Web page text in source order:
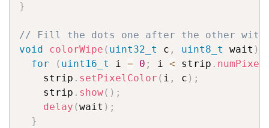
}
// Fill the dots one after the other with
void
colorWipe ( uint32_t c , uint8_t wait )
for
( uint16_t i = 0 ; i < strip .
    strip
. setPixelColor ( i , c ) ;
    strip
. show( ) ;
delay (wait ) ;
}